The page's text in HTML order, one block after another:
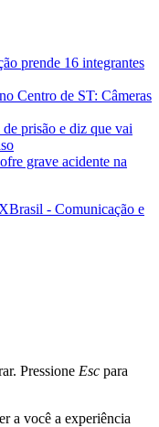
prende 16 integrantes
Centro de ST: Câmeras
prisão e diz que vai
grave acidente na
- Comunicação e
Pressione Esc para
a você a experiência